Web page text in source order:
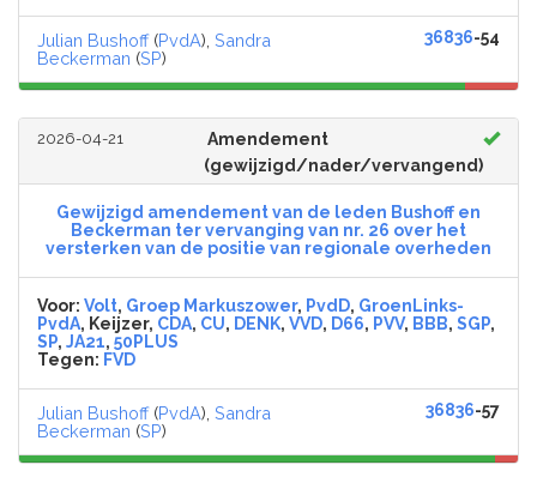
Julian Bushoff(PvdA), Sandra
Beckerman (SP)
36836-54
2026-04-21
Amendement
(gewijzigd/nader/vervangend)
Gewijzigd amendement van de leden Bushoff en
Beckerman ter vervanging van nr. 26 over het
versterken van de positie van regionale overheden
Voor: Volt, Groep Markuszower, PvdD, GroenLinks-
PvdA, Keijzer, CDA, CU, DENK, VVD, D66, PVV, BBB, SGP,
SP, JA21, 50PLUS
Tegen: FVD
Julian Bushoff(PvdA), Sandra
Beckerman (SP)
36836-57